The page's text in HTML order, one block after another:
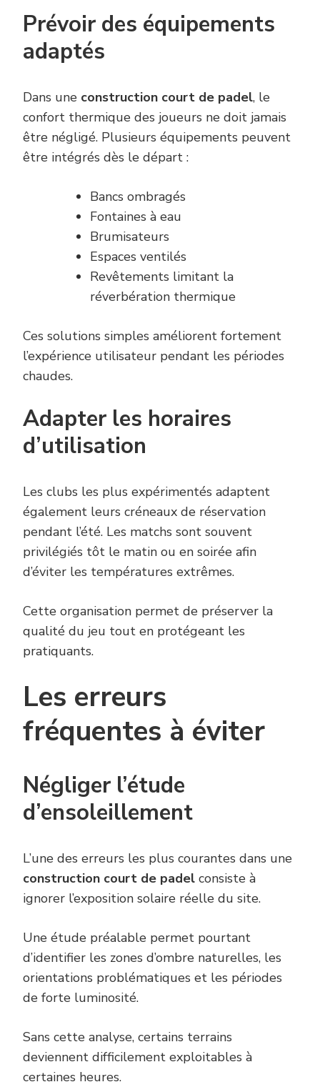
Prévoir des équipements
adaptés
Dans une construction court de padel, le
confort thermique des joueurs ne doit jamais
être négligé. Plusieurs équipements peuvent
être intégrés dès le départ :
Bancs ombragés
Fontaines à eau
Brumisateurs
Espaces ventilés
Revêtements limitant la
réverbération thermique
Ces solutions simples améliorent fortement
l’expérience utilisateur pendant les périodes
chaudes.
Adapter les horaires
d’utilisation
Les clubs les plus expérimentés adaptent
également leurs créneaux de réservation
pendant l’été. Les matchs sont souvent
privilégiés tôt le matin ou en soirée afin
d’éviter les températures extrêmes.
Cette organisation permet de préserver la
qualité du jeu tout en protégeant les
pratiquants.
Les erreurs
fréquentes à éviter
Négliger l’étude
d’ensoleillement
L’une des erreurs les plus courantes dans une
construction court de padel consiste à
ignorer l’exposition solaire réelle du site.
Une étude préalable permet pourtant
d’identifier les zones d’ombre naturelles, les
orientations problématiques et les périodes
de forte luminosité.
Sans cette analyse, certains terrains
deviennent difficilement exploitables à
certaines heures.